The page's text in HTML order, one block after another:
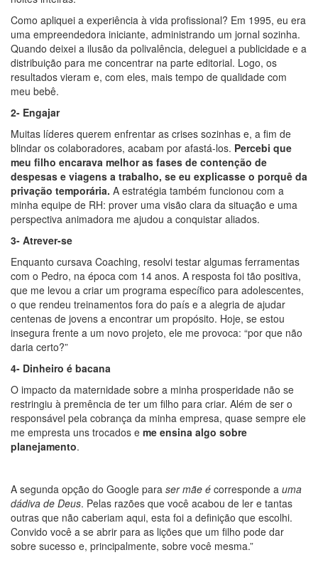
Como apliquei a experiência à vida profissional? Em 1995, eu era
uma empreendedora iniciante, administrando um jornal sozinha.
Quando deixei a ilusão da polivalência, deleguei a publicidade e a
distribuição para me concentrar na parte editorial. Logo, os
resultados vieram e, com eles, mais tempo de qualidade com
meu bebê.
2- Engajar
Muitas líderes querem enfrentar as crises sozinhas e, a fim de
blindar os colaboradores, acabam por afastá-los. Percebi que
meu filho encarava melhor as fases de contenção de
despesas e viagens a trabalho, se eu explicasse o porquê da
privação temporária. A estratégia também funcionou com a
minha equipe de RH: prover uma visão clara da situação e uma
perspectiva animadora me ajudou a conquistar aliados.
3- Atrever-se
Enquanto cursava Coaching, resolvi testar algumas ferramentas
com o Pedro, na época com 14 anos. A resposta foi tão positiva,
que me levou a criar um programa específico para adolescentes,
o que rendeu treinamentos fora do país e a alegria de ajudar
centenas de jovens a encontrar um propósito. Hoje, se estou
insegura frente a um novo projeto, ele me provoca: “por que não
daria certo?”
4- Dinheiro é bacana
O impacto da maternidade sobre a minha prosperidade não se
restringiu à premência de ter um filho para criar. Além de ser o
responsável pela cobrança da minha empresa, quase sempre ele
me empresta uns trocados e me ensina algo sobre
planejamento.
A segunda opção do Google para ser mãe é corresponde a uma
dádiva de Deus. Pelas razões que você acabou de ler e tantas
outras que não caberiam aqui, esta foi a definição que escolhi.
Convido você a se abrir para as lições que um filho pode dar
sobre sucesso e, principalmente, sobre você mesma.”